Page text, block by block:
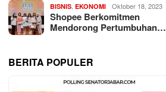
BISNIS ,EKONOMI Oktober 18, 2023
Shopee Berkomitmen
Mendorong Pertumbuhan…
BERITA POPULER